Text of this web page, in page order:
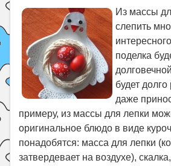
Из массы
слепить
поделка
будет долго
даже
примеру, из массы для лепки
оригинальное блюдо в виде
понадобятся: масса для лепки
затвердевает на воздухе),